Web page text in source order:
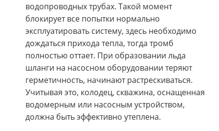
водопроводных трубах. Такой момент
блокирует все попытки нормально
эксплуатировать систему, здесь необходимо
дождаться прихода тепла, тогда тромб
полностью оттает. При образовании льда
шланги на насосном оборудовании теряют
герметичность, начинают растрескиваться.
Учитывая это, колодец, скважина, оснащенная
водомерным или насосным устройством,
должна быть эффективно утеплена.